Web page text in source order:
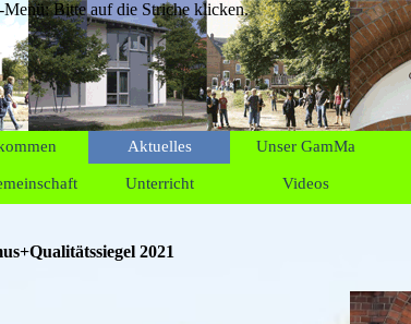
Aktuelles Unser GamMa
Unterricht Videos
Menü: Bitte auf die Striche klicken.
2021